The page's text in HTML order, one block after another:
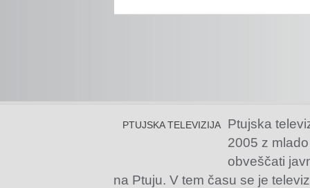
PTUJSKA TELEVIZIJA
Ptujska
2005 z
obveščati
na Ptuju. V tem času se je